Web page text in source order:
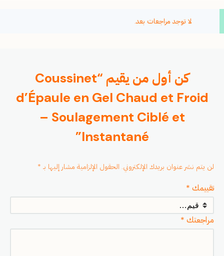
لا توجد مراجعات بعد.
كن أول من يقيم “Coussinet
d’Épaule en Gel Chaud et Froid
– Soulagement Ciblé et
Instantané”
لن يتم نشر عنوان بريدك الإلكتروني. الحقول الإلزامية مشار إليها بـ *
تقييمك *
مراجعتك *